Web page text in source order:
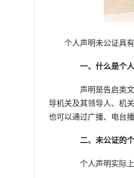
个人声明未公证具
一、什么是个人
声明是告启类文
导机关及其领导人、机
也可以通过广播、电台
二、未公证的
个人声明实际上